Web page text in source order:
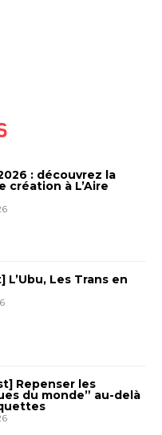
: découvrez la
création à L’Aire
L’Ubu, Les Trans en
Repenser les
du monde” au-delà